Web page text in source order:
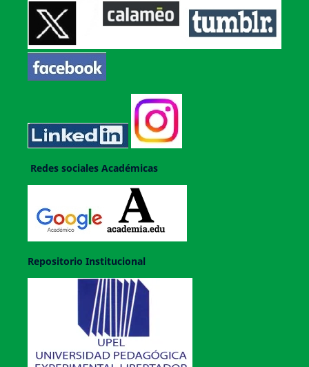
Redes sociales Académicas
Repositorio Institucional